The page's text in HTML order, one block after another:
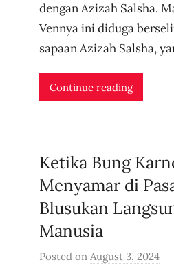
dengan Azizah Salsha.
Vennya ini diduga
sapaan Azizah Salsha,
Continue reading
Ketika Bung
Menyamar di
Blusukan
Manusia
Posted on August 3, 2024